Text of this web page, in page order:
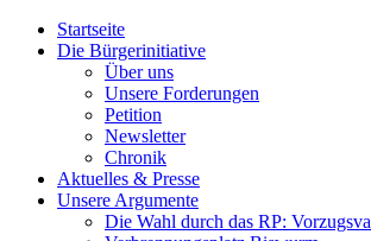
Zusammenschluss von Bürgerinnen und
Schwenningen, der sich klar gegen den Bau
dem Weiterbau der B523, positioniert.
Startseite
Die Bürgerinitiative
Über uns
Unsere Forderungen
Petition
Newsletter
Chronik
Aktuelles & Presse
Unsere Argumente
Die Wahl durch das RP: